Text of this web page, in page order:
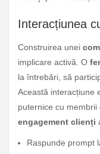
Interacțiunea
Construirea unei
implicare activă. O
la întrebări, să
Această interacțiune
puternice cu
engagement clienți
Raspunde prompt